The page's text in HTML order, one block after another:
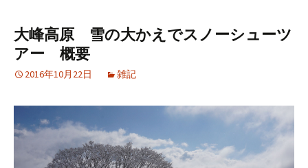
大峰高原 雪の大かえでスノーシューツ
アー 概要
2016年10月22日 雑記